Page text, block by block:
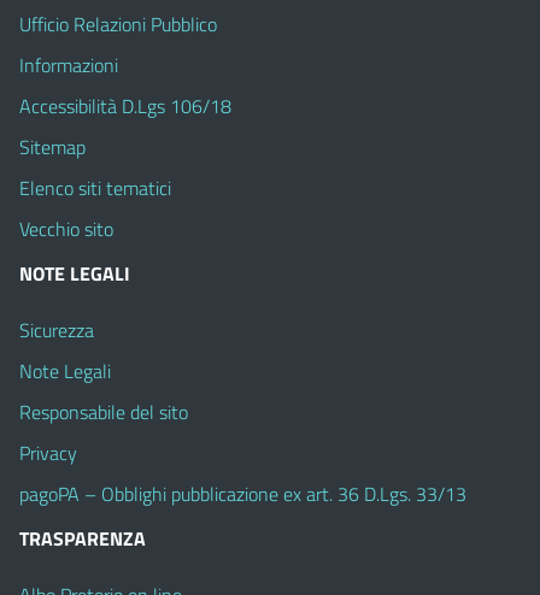
Ufficio Relazioni Pubblico
Informazioni
Accessibilità D.Lgs 106/18
Sitemap
Elenco siti tematici
Vecchio sito
NOTE LEGALI
Sicurezza
Note Legali
Responsabile del sito
Privacy
pagoPA – Obblighi pubblicazione ex art. 36 D.Lgs. 33/13
TRASPARENZA